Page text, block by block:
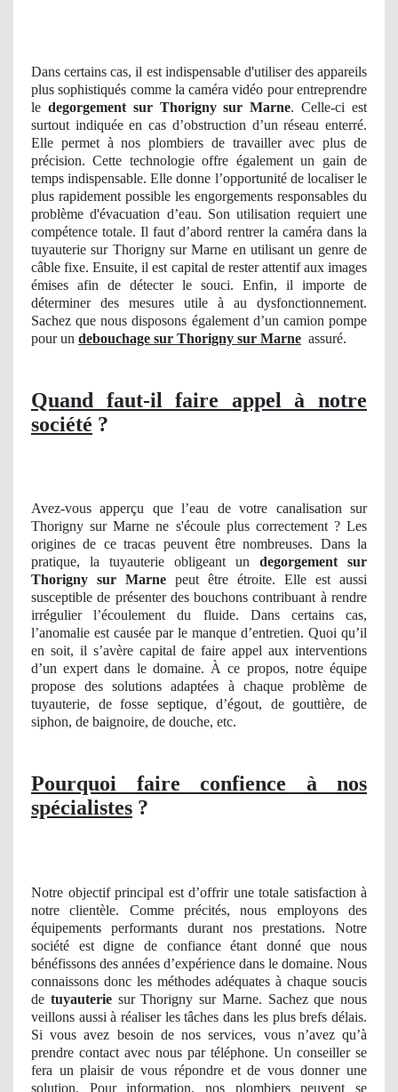
Dans certains cas, il est indispensable d'utiliser des appareils
plus sophistiqués comme la caméra vidéo pour entreprendre
le degorgement sur Thorigny sur Marne. Celle-ci est
surtout indiquée en cas d’obstruction d’un réseau enterré.
Elle permet à nos plombiers de travailler avec plus de
précision. Cette technologie offre également un gain de
temps indispensable. Elle donne l’opportunité de localiser le
plus rapidement possible les engorgements responsables du
problème d'évacuation d’eau. Son utilisation requiert une
compétence totale. Il faut d’abord rentrer la caméra dans la
tuyauterie sur Thorigny sur Marne en utilisant un genre de
câble fixe. Ensuite, il est capital de rester attentif aux images
émises afin de détecter le souci. Enfin, il importe de
déterminer des mesures utile à au dysfonctionnement.
Sachez que nous disposons également d’un camion pompe
pour un debouchage sur Thorigny sur Marne assuré.
Quand faut-il faire appel à notre
société ?
Avez-vous apperçu que l’eau de votre canalisation sur
Thorigny sur Marne ne s'écoule plus correctement ? Les
origines de ce tracas peuvent être nombreuses. Dans la
pratique, la tuyauterie obligeant un degorgement
sur
Thorigny sur Marne peut être étroite. Elle est aussi
susceptible de présenter des bouchons contribuant à rendre
irrégulier l’écoulement du fluide. Dans certains cas,
l’anomalie est causée par le manque d’entretien. Quoi qu’il
en soit, il s’avère capital de faire appel aux interventions
d’un expert dans le domaine. À ce propos, notre équipe
propose des solutions adaptées à chaque problème de
tuyauterie, de fosse septique, d’égout, de gouttière, de
siphon, de baignoire, de douche, etc.
Pourquoi faire confience à nos
spécialistes ?
Notre objectif principal est d’offrir une totale satisfaction à
notre clientèle. Comme précités, nous employons des
équipements performants durant nos prestations. Notre
société est digne de confiance étant donné que nous
bénéfissons des années d’expérience dans le domaine. Nous
connaissons donc les méthodes adéquates à chaque soucis
de tuyauterie sur Thorigny sur Marne. Sachez que nous
veillons aussi à réaliser les tâches dans les plus brefs délais.
Si vous avez besoin de nos services, vous n’avez qu’à
prendre contact avec nous par téléphone. Un conseiller se
fera un plaisir de vous répondre et de vous donner une
solution. Pour information, nos plombiers peuvent se